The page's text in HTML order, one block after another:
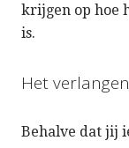
krijgen op hoe
is.
Het
Behalve dat jij